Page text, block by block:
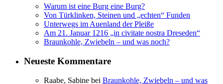
Warum ist eine Burg eine Burg?
Von Türklinken, Steinen und „echten“ Funden
Unterwegs im Auenland der Pleiße
Am 21. Januar 1216 „in civitate nostra Dreseden“
Braunkohle, Zwiebeln – und was noch?
Neueste Kommentare
Raabe, Sabine bei Braunkohle, Zwiebeln – und was